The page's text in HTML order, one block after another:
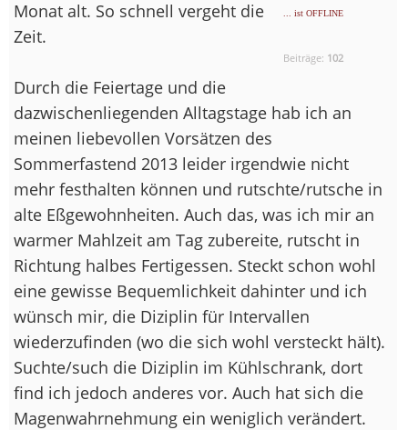
... ist OFFLINE
Beiträge: 102
Monat alt. So schnell vergeht die
Zeit.
Durch die Feiertage und die
dazwischenliegenden Alltagstage hab ich an
meinen liebevollen Vorsätzen des
Sommerfastend 2013 leider irgendwie nicht
mehr festhalten können und rutschte/rutsche in
alte Eßgewohnheiten. Auch das, was ich mir an
warmer Mahlzeit am Tag zubereite, rutscht in
Richtung halbes Fertigessen. Steckt schon wohl
eine gewisse Bequemlichkeit dahinter und ich
wünsch mir, die Diziplin für Intervallen
wiederzufinden (wo die sich wohl versteckt hält).
Suchte/such die Diziplin im Kühlschrank, dort
find ich jedoch anderes vor. Auch hat sich die
Magenwahrnehmung ein weniglich verändert.